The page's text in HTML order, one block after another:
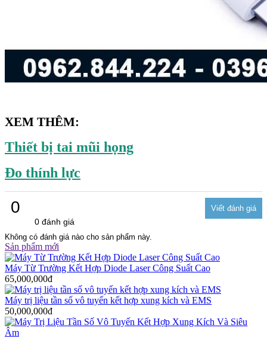
XEM THÊM:
Thiết bị tai mũi họng
Đo thính lực
0
0 đánh giá
Không có đánh giá nào cho sản phẩm này.
Sản phẩm mới
Máy Từ Trường Kết Hợp Diode Laser Công Suất Cao
65,000,000đ
Máy trị liệu tần số vô tuyến kết hợp xung kích và EMS
50,000,000đ